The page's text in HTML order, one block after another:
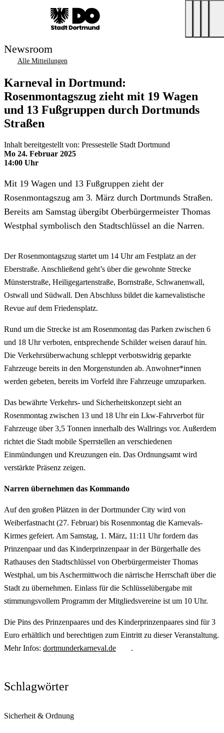
Newsroom
Alle Mitteilungen
Karneval in Dortmund:
Rosenmontagszug zieht mit 19 Wagen
und 13 Fußgruppen durch Dortmunds
Straßen
Inhalt bereitgestellt von: Pressestelle Stadt Dortmund
Mo 24. Februar 2025
14:00 Uhr
Mit 19 Wagen und 13 Fußgruppen zieht der
Rosenmontagszug am 3. März durch Dortmunds Straßen.
Bereits am Samstag übergibt Oberbürgermeister Thomas
Westphal symbolisch den Stadtschlüssel an die Narren.
Der Rosenmontagszug startet um 14 Uhr am Festplatz an der
Eberstraße. Anschließend geht’s über die gewohnte Strecke
Münsterstraße, Heiligegartenstraße, Bornstraße, Schwanenwall,
Ostwall und Südwall. Den Abschluss bildet die karnevalistische
Revue auf dem Friedensplatz.
Rund um die Strecke ist am Rosenmontag das Parken zwischen 6
und 18 Uhr verboten, entsprechende Schilder weisen darauf hin.
Die Verkehrsüberwachung schleppt verbotswidrig geparkte
Fahrzeuge bereits in den Morgenstunden ab. Anwohner*innen
werden gebeten, bereits im Vorfeld ihre Fahrzeuge umzuparken.
Das bewährte Verkehrs- und Sicherheitskonzept sieht an
Rosenmontag zwischen 13 und 18 Uhr ein Lkw-Fahrverbot für
Fahrzeuge über 3,5 Tonnen innerhalb des Wallrings vor. Außerdem
richtet die Stadt mobile Sperrstellen an verschiedenen
Einmündungen und Kreuzungen ein. Das Ordnungsamt wird
verstärkte Präsenz zeigen.
Narren übernehmen das Kommando
Auf den großen Plätzen in der Dortmunder City wird von
Weiberfastnacht (27. Februar) bis Rosenmontag die Karnevals-
Kirmes gefeiert. Am Samstag, 1. März, 11:11 Uhr fordern das
Prinzenpaar und das Kinderprinzenpaar in der Bürgerhalle des
Rathauses den Stadtschlüssel von Oberbürgermeister Thomas
Westphal, um bis Aschermittwoch die närrische Herrschaft über die
Stadt zu übernehmen. Einlass für die Schlüsselübergabe mit
stimmungsvollem Programm der Mitgliedsvereine ist um 10 Uhr.
Die Pins des Prinzenpaares und des Kinderprinzenpaares sind für 3
Euro erhältlich und berechtigen zum Eintritt zu dieser Veranstaltung.
Mehr Infos: dortmunderkarneval.de .
Schlagwörter
Sicherheit & Ordnung